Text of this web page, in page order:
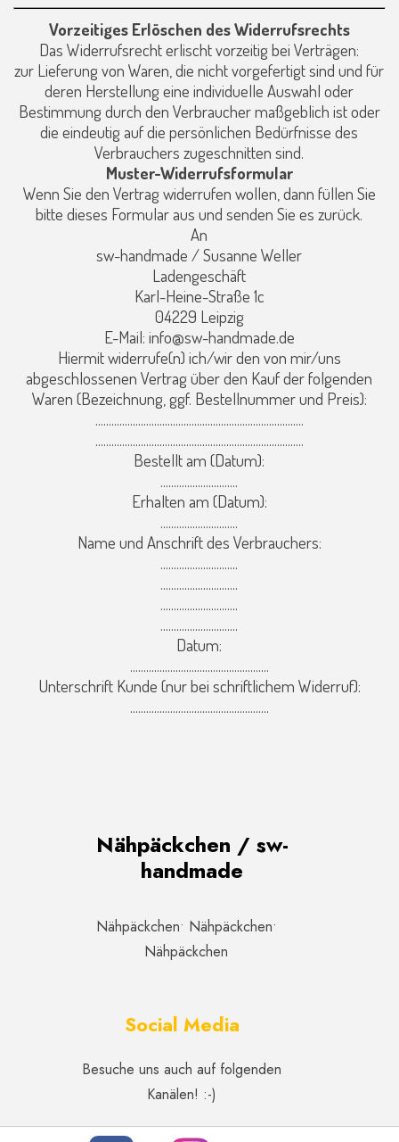
Vorzeitiges Erlöschen des Widerrufsrechts
Das Widerrufsrecht erlischt vorzeitig bei Verträgen:
zur Lieferung von Waren, die nicht vorgefertigt sind und für
deren Herstellung eine individuelle Auswahl oder
Bestimmung durch den Verbraucher maßgeblich ist oder
die eindeutig auf die persönlichen Bedürfnisse des
Verbrauchers zugeschnitten sind.
Muster-Widerrufsformular
Wenn Sie den Vertrag widerrufen wollen, dann füllen Sie
bitte dieses Formular aus und senden Sie es zurück.
An
sw-handmade / Susanne Weller
Ladengeschäft
Karl-Heine-Straße 1c
04229 Leipzig
E-Mail: info@sw-handmade.de
Hiermit widerrufe(n) ich/wir den von mir/uns
abgeschlossenen Vertrag über den Kauf der folgenden
Waren (Bezeichnung, ggf. Bestellnummer und Preis):
..............................................................................
..............................................................................
Bestellt am (Datum):
.............................
Erhalten am (Datum):
.............................
Name und Anschrift des Verbrauchers:
.............................
.............................
.............................
.............................
Datum:
....................................................
Unterschrift Kunde (nur bei schriftlichem Widerruf):
....................................................
Nähpäckchen / sw-
handmade
Social Media
Nähpäckchen• Nähpäckchen•
Nähpäckchen
Besuche uns auch auf folgenden
Kanälen! :-)